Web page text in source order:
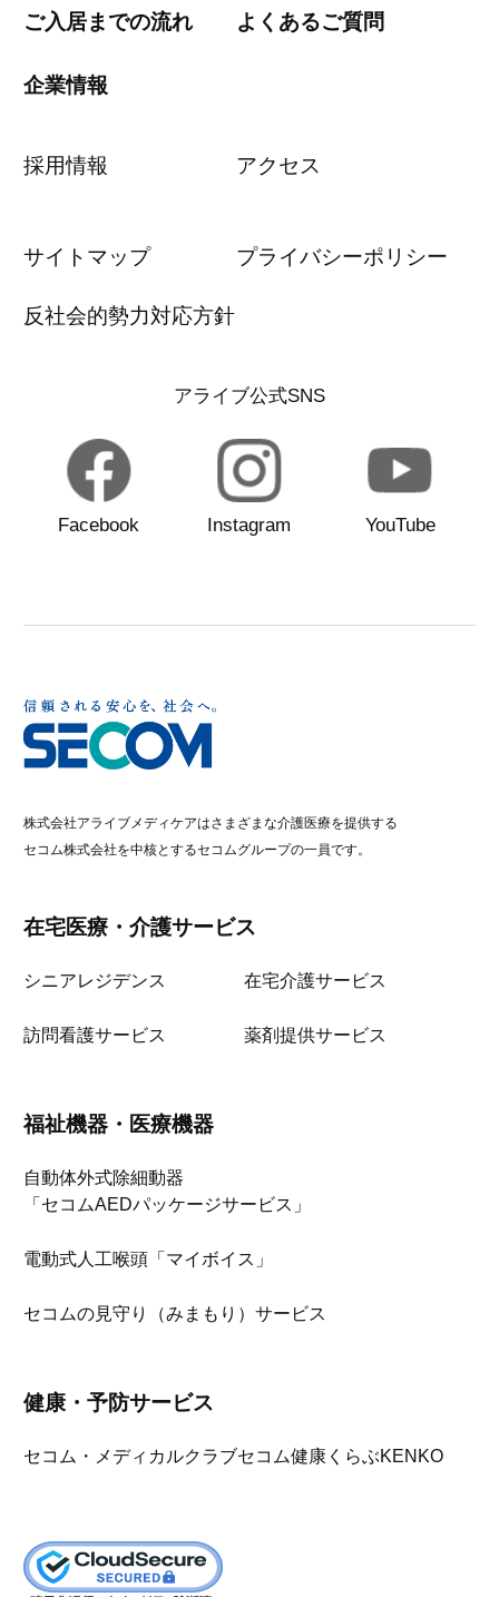
ご入居までの流れ よくあるご質問
企業情報
採用情報 アクセス
サイトマップ プライバシーポリシー
反社会的勢力対応方針
アライブ公式SNS
Facebook Instagram YouTube
株式会社アライブメディケアはさまざまな介護医療を提供する
セコム株式会社を中核とするセコムグループの一員です。
在宅医療・介護サービス
シニアレジデンス 在宅介護サービス
訪問看護サービス 薬剤提供サービス
福祉機器・医療機器
自動体外式除細動器
「セコムAEDパッケージサービス」
電動式人工喉頭「マイボイス」
セコムの見守り（みまもり）サービス
健康・予防サービス
セコム・メディカルクラブセコム健康くらぶKENKO